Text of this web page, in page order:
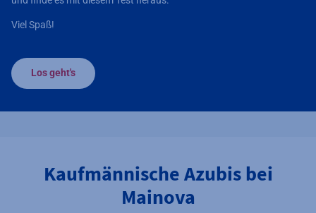
Viel Spaß!
Los geht's
Kaufmännische Azubis bei
Mainova